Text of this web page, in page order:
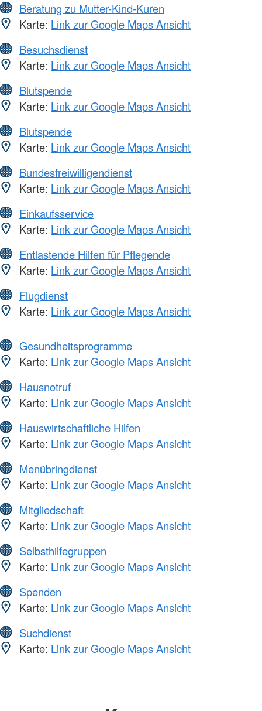
Beratung zu Mutter-Kind-Kuren
Karte: Link zur Google Maps Ansicht
Besuchsdienst
Karte: Link zur Google Maps Ansicht
Blutspende
Karte: Link zur Google Maps Ansicht
Blutspende
Karte: Link zur Google Maps Ansicht
Bundesfreiwilligendienst
Karte: Link zur Google Maps Ansicht
Einkaufsservice
Karte: Link zur Google Maps Ansicht
Entlastende Hilfen für Pflegende
Karte: Link zur Google Maps Ansicht
Flugdienst
Karte: Link zur Google Maps Ansicht
Gesundheitsprogramme
Karte: Link zur Google Maps Ansicht
Hausnotruf
Karte: Link zur Google Maps Ansicht
Hauswirtschaftliche Hilfen
Karte: Link zur Google Maps Ansicht
Menübringdienst
Karte: Link zur Google Maps Ansicht
Mitgliedschaft
Karte: Link zur Google Maps Ansicht
Selbsthilfegruppen
Karte: Link zur Google Maps Ansicht
Spenden
Karte: Link zur Google Maps Ansicht
Suchdienst
Karte: Link zur Google Maps Ansicht